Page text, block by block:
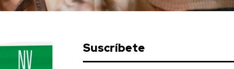
Suscríbete